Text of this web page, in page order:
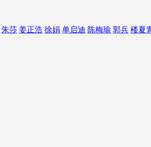
朱莎 姜正浩 徐娟 单启迪 陈梅瑜 郭兵 楼夏